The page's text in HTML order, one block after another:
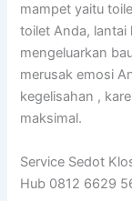
mampet yaitu
toilet Anda, lantai
mengeluarkan
merusak emosi
kegelisahan ,
maksimal.
Service Sedot
Hub 0812 6629